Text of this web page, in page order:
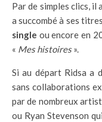
Par de simples clics, il
a succombé à ses
single ou encore en
« Mes histoires».
Si au départ Ridsa a
sans collaborations
par de nombreux
ou Ryan Stevenson